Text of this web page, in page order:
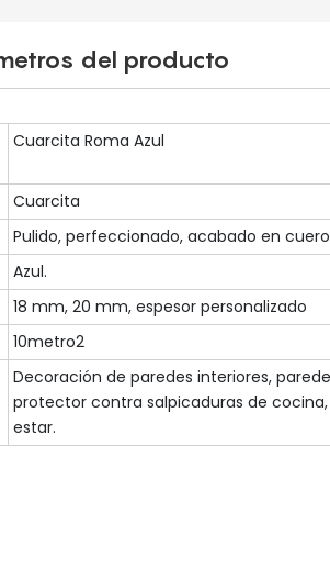
del producto
Cuarcita Roma Azul
Cuarcita
Pulido, perfeccionado, acabado en
Azul.
18 mm, 20 mm, espesor personalizado
10metro2
Decoración de paredes interiores,
protector contra salpicaduras de
estar.